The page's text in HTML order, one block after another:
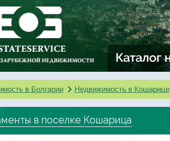
в Болгарии Недвижимость в Кошарице
в поселке Кошарица